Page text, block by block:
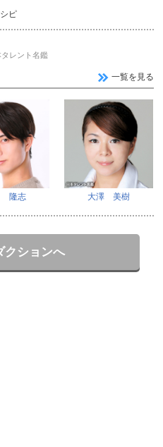
ピ
レント名鑑
一覧を見る
隆志 大澤 美樹
クションへ